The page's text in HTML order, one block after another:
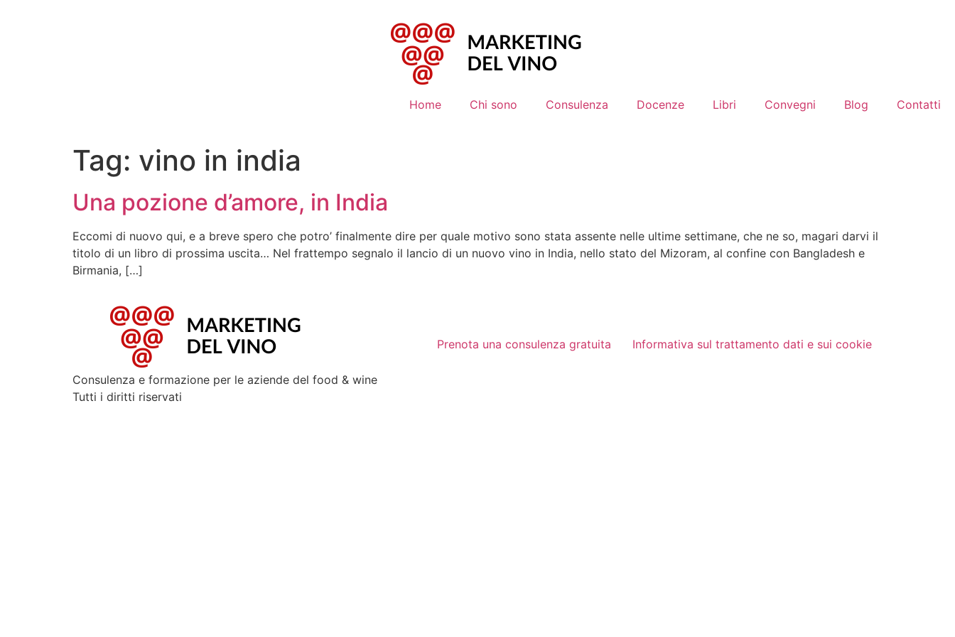
Home Chi sono Consulenza Docenze Libri Convegni Blog Contatti
Tag: vino in india
Una pozione d’amore, in India
Eccomi di nuovo qui, e a breve spero che potro’ finalmente dire per quale motivo sono stata assente nelle ultime settimane, che ne so, magari darvi il
titolo di un libro di prossima uscita… Nel frattempo segnalo il lancio di un nuovo vino in India, nello stato del Mizoram, al confine con Bangladesh e
Birmania, […]
Consulenza e formazione per le aziende del food & wine
Prenota una consulenza gratuita Informativa sul trattamento dati e sui cookie
Tutti i diritti riservati